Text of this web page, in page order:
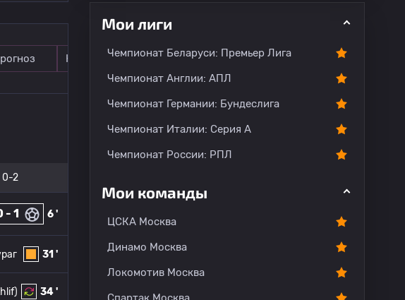
Комментарии
0-2
6 '
- 1
31 '
34 '
Мои лиги
Чемпионат Беларуси: Премьер Лига
Чемпионат Англии: АПЛ
Чемпионат Германии: Бундеслига
Чемпионат Италии: Серия А
Чемпионат России: РПЛ
Мои команды
ЦСКА Москва
Динамо Москва
Локомотив Москва